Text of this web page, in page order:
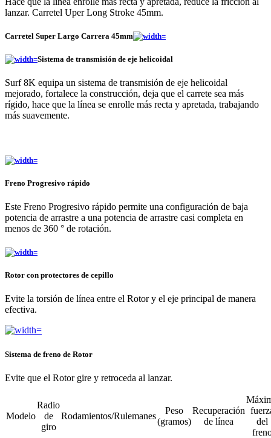
lanzar. Carretel Uper Long Stroke 45mm.
Carretel Super Largo Carrera 45mm
Sistema de transmisión de eje helicoidal
Surf 8K equipa un sistema de transmisión de eje helicoidal
mejorado, fortalece la construcción, deja que el carrete sea más
rígido, hace que la línea se enrolle más recta y apretada, trabajando
más suavemente.
Freno Progresivo rápido
Este Freno Progresivo rápido permite una configuración de baja
potencia de arrastre a una potencia de arrastre casi completa en
menos de 360 ​​° de rotación.
Rotor con protectores de cepillo
Evite la torsión de línea entre el Rotor y el eje principal de manera
efectiva.
Sistema de freno de Rotor
Evite que el Rotor gire y retroceda al lanzar.
Modelo
Radio
de
giro
Rodamientos/Rulemanes
Peso
(gramos)
Recuperación
de línea
del